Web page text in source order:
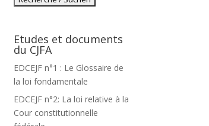
Etudes et documents
du CJFA
EDCEJF n°1 : Le Glossaire de
la loi fondamentale
EDCEJF n°2: La loi relative à la
Cour constitutionnelle